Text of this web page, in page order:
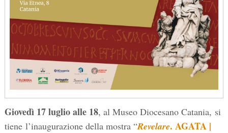
Giovedì 17 luglio alle 18, al Museo Diocesano Catania, si
tiene l’inaugurazione della mostra “Revelare. AGATA |